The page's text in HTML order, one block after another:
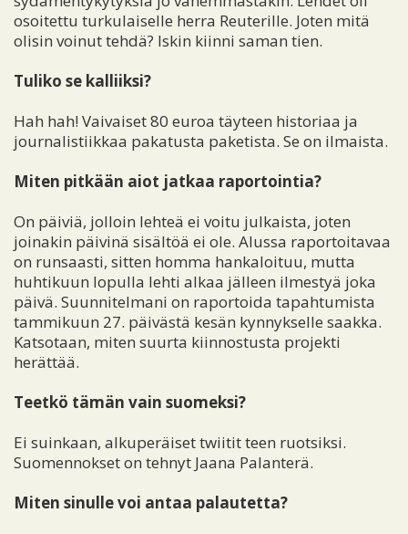
osoitettu turkulaiselle herra Reuterille. Joten mitä
olisin voinut tehdä? Iskin kiinni saman tien.
Tuliko se kalliiksi?
Hah hah! Vaivaiset 80 euroa täyteen historiaa ja
journalistiikkaa pakatusta paketista. Se on ilmaista.
Miten pitkään aiot jatkaa raportointia?
On päiviä, jolloin lehteä ei voitu julkaista, joten
joinakin päivinä sisältöä ei ole. Alussa raportoitavaa
on runsaasti, sitten homma hankaloituu, mutta
huhtikuun lopulla lehti alkaa jälleen ilmestyä joka
päivä. Suunnitelmani on raportoida tapahtumista
tammikuun 27. päivästä kesän kynnykselle saakka.
Katsotaan, miten suurta kiinnostusta projekti
herättää.
Teetkö tämän vain suomeksi?
Ei suinkaan, alkuperäiset twiitit teen ruotsiksi.
Suomennokset on tehnyt Jaana Palanterä.
Miten sinulle voi antaa palautetta?